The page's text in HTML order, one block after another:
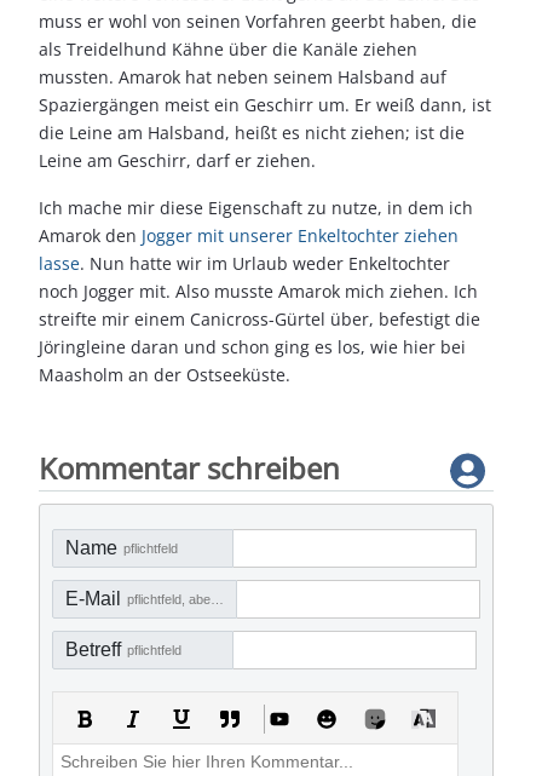
muss er wohl von seinen Vorfahren geerbt haben, die
als Treidelhund Kähne über die Kanäle ziehen
mussten. Amarok hat neben seinem Halsband auf
Spaziergängen meist ein Geschirr um. Er weiß dann, ist
die Leine am Halsband, heißt es nicht ziehen; ist die
Leine am Geschirr, darf er ziehen.
Ich mache mir diese Eigenschaft zu nutze, in dem ich
Amarok den Jogger mit unserer Enkeltochter ziehen
lasse. Nun hatte wir im Urlaub weder Enkeltochter
noch Jogger mit. Also musste Amarok mich ziehen. Ich
streifte mir einem Canicross-Gürtel über, befestigt die
Jöringleine daran und schon ging es los, wie hier bei
Maasholm an der Ostseeküste.
Kommentar schreiben
Name pflichtfeld
E-Mail
Betreff pflichtfeld